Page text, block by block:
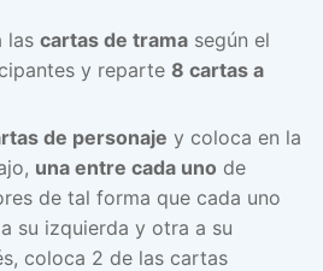
las cartas de trama según el
y reparte 8 cartas a
de personaje y coloca en la
una entre cada uno de
de tal forma que cada uno
su izquierda y otra a su
coloca 2 de las cartas